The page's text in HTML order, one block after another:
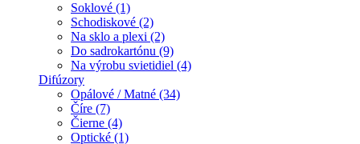
Soklové (1)
Schodiskové (2)
Na sklo a plexi (2)
Do sadrokartónu (9)
Na výrobu svietidiel (4)
Difúzory
Opálové / Matné (34)
Číre (7)
Čierne (4)
Optické (1)